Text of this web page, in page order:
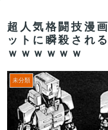
超人気格闘技漫
ットに瞬殺され
ｗｗｗｗｗｗ
未分類